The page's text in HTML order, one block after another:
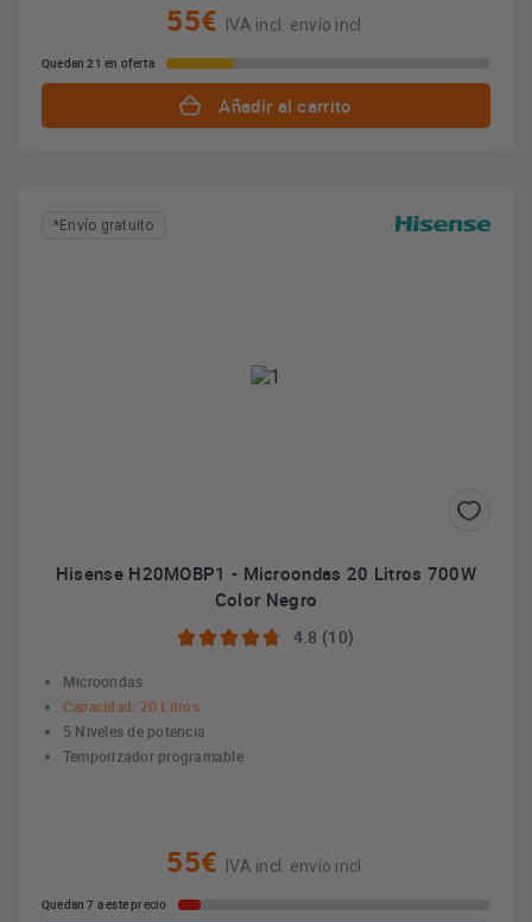
55€ IVA incl. envío incl.
Quedan 21 en oferta
Añadir al carrito
*Envío gratuito
Hisense H20MOBP1 - Microondas 20 Litros 700W
Color Negro
4.8 (10)
Microondas
Capacidad: 20 Litros
5 Niveles de potencia
Temporizador programable
55€ IVA incl. envío incl.
Quedan 7 a este precio